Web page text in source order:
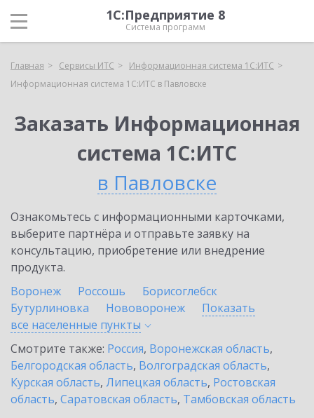
1С:Предприятие 8
Система программ
Главная Сервисы ИТС
Информационная система 1С:ИТС
Информационная система 1С:ИТС в Павловске
Заказать Информационная
система 1С:ИТС
в Павловске
Ознакомьтесь с информационными карточками,
выберите партнёра и отправьте заявку на
консультацию, приобретение или внедрение
продукта.
Воронеж
Россошь
Борисоглебск
Бутурлиновка
Нововоронеж
Показать
все населенные пункты
Смотрите также: Россия, Воронежская область,
Белгородская область, Волгоградская область,
Курская область, Липецкая область, Ростовская
область, Саратовская область, Тамбовская область